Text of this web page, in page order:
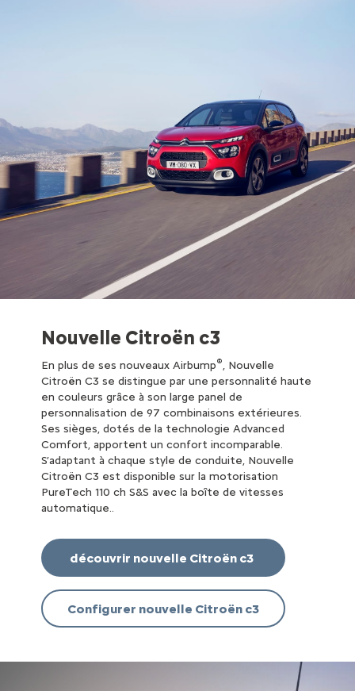
Nouvelle Citroën c3
En plus de ses nouveaux Airbump®, Nouvelle
Citroën C3 se distingue par une personnalité haute
en couleurs grâce à son large panel de
personnalisation de 97 combinaisons extérieures.
Ses sièges, dotés de la technologie Advanced
Comfort, apportent un confort incomparable.
S’adaptant à chaque style de conduite, Nouvelle
Citroën C3 est disponible sur la motorisation
PureTech 110 ch S&S avec la boîte de vitesses
automatique..
découvrir nouvelle Citroën c3
Configurer nouvelle Citroën c3